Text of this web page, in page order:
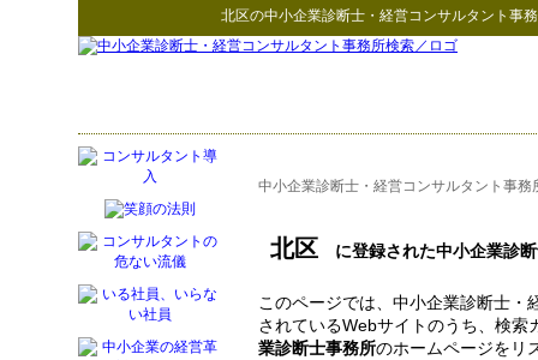
北区の中小企業診断士・経営コンサルタント事
中小企業診断士・経営コンサルタント事務
北区 に登録された中小企業診
このページでは、中小企業診断士・
されているWebサイトのうち、検索
業診断士事務所のホームページをリ